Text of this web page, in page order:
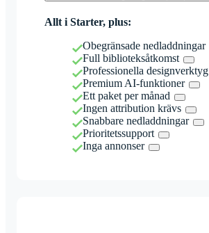
Allt i Starter, plus:
Obegränsade nedladdningar
Full biblioteksåtkomst
Professionella designverktyg
Premium AI-funktioner
Ett paket per månad
Ingen attribution krävs
Snabbare nedladdningar
Prioritetssupport
Inga annonser